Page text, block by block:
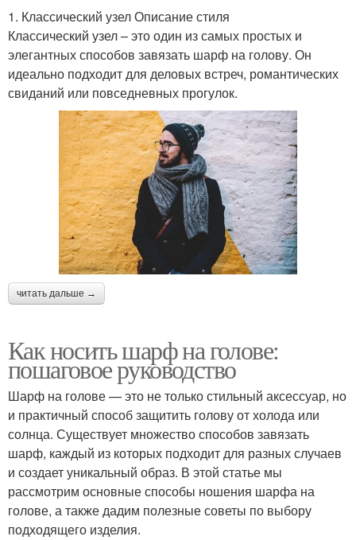
1. Классический узел Описание стиля
Классический узел – это один из самых простых и
элегантных способов завязать шарф на голову. Он
идеально подходит для деловых встреч, романтических
свиданий или повседневных прогулок.
читать дальше →
Как носить шарф на голове:
пошаговое руководство
Шарф на голове — это не только стильный аксессуар, но
и практичный способ защитить голову от холода или
солнца. Существует множество способов завязать
шарф, каждый из которых подходит для разных случаев
и создает уникальный образ. В этой статье мы
рассмотрим основные способы ношения шарфа на
голове, а также дадим полезные советы по выбору
подходящего изделия.